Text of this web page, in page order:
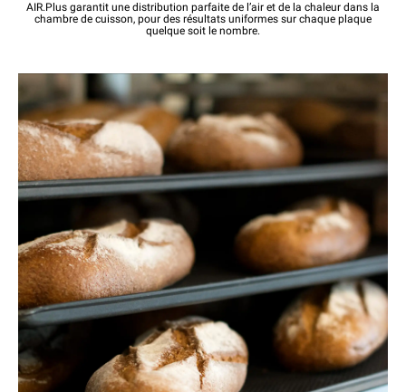
AIR.Plus garantit une distribution parfaite de l’air et de la chaleur dans la
chambre de cuisson, pour des résultats uniformes sur chaque plaque
quelque soit le nombre.